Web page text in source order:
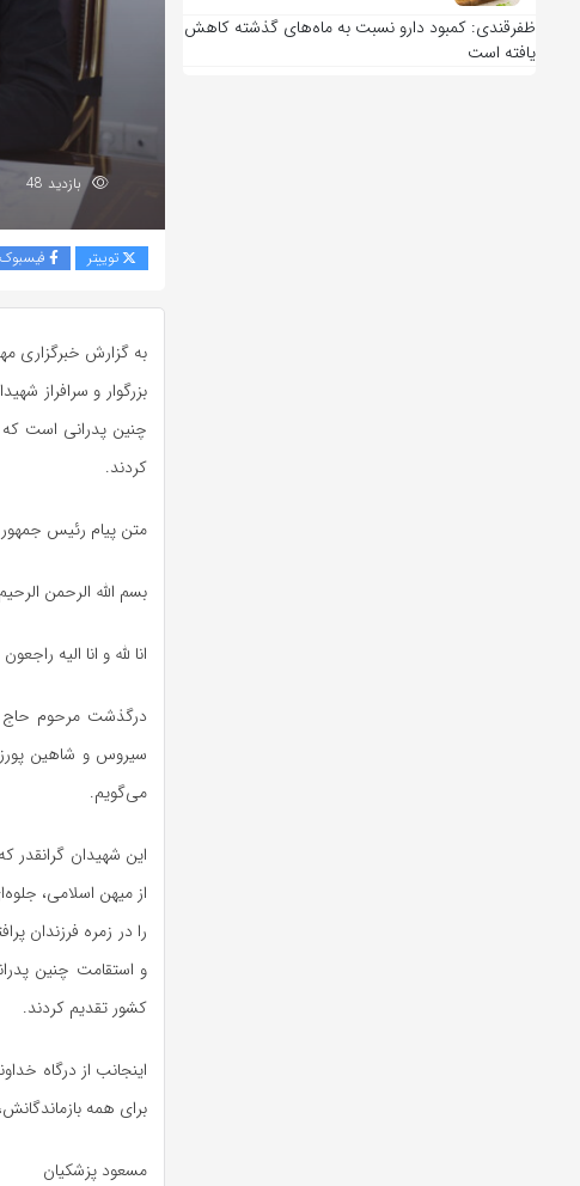
ظفرقندی: کمبود دارو نسبت به ماه‌های گذشته کاهش
یافته است
بازدید 48
توییتر فیسبوک
به گزارش خبرگزاری
بزرگوار و سرافراز
چنین پدرانی است که
کردند.
متن پیام رئیس
بسم الله الرحمن الرحیم
انا لله و انا الیه راجعون
درگذشت مرحوم حاج
سیروس و شاهین
می‌گویم.
این شهیدان گرانقدر
از میهن اسلامی،
را در زمره فرزندان
و استقامت چنین
کشور تقدیم کردند.
اینجانب از درگاه
برای همه
مسعود پزشکیان